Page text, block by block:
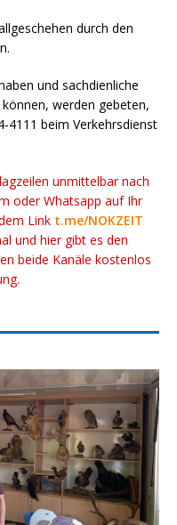
durch den
und sachdienliche
werden gebeten,
4111 beim Verkehrsdienst
unmittelbar nach
oder Whatsapp auf Ihr
Link t.me/NOKZEIT
und hier gibt es den
beide Kanäle kostenlos